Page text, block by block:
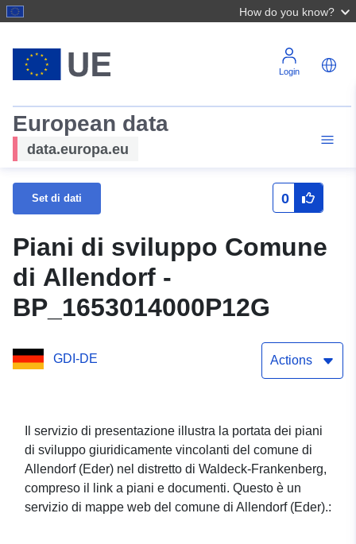
How do you know?
Login
European data
data.europa.eu
Set di dati 0
Piani di sviluppo Comune
di Allendorf -
BP_1653014000P12G
GDI-DE Actions
Il servizio di presentazione illustra la portata dei piani
di sviluppo giuridicamente vincolanti del comune di
Allendorf (Eder) nel distretto di Waldeck-Frankenberg,
compreso il link a piani e documenti. Questo è un
servizio di mappe web del comune di Allendorf (Eder).: